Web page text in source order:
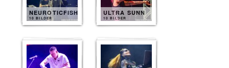
NEUROTICFISH
10 BILDER
ULTRA SUNN
10 BILDER